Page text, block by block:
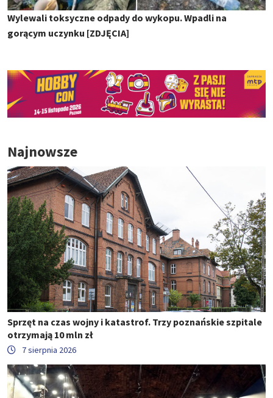
Wylewali toksyczne odpady do wykopu. Wpadli na
gorącym uczynku [ZDJĘCIA]
Najnowsze
Sprzęt na czas wojny i katastrof. Trzy poznańskie szpitale
otrzymają 10 mln zł
7 sierpnia 2026